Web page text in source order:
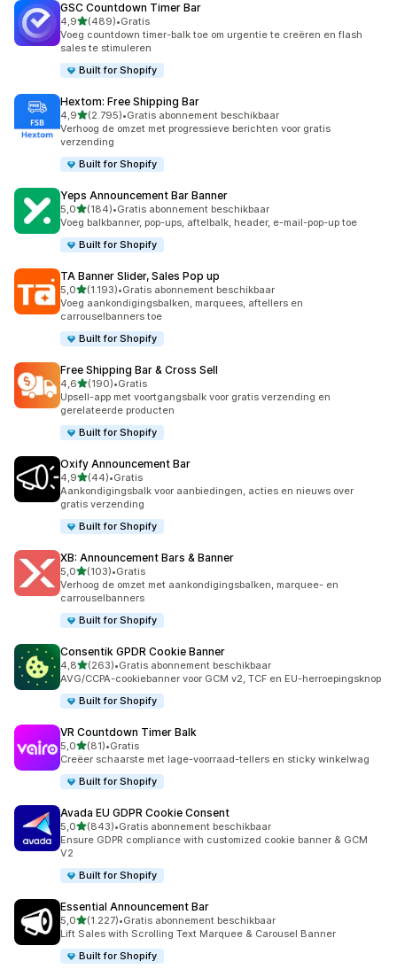
GSC Countdown Timer Bar
4,9van 5 sterren
(489)
489 recensies in totaal
•Gratis
Voeg countdown timer-balk toe om urgentie te creëren en flash
sales te stimuleren
Built for Shopify
Hextom: Free Shipping Bar
4,9van 5 sterren
(2.795)
2795 recensies in totaal
•Gratis abonnement beschikbaar
Verhoog de omzet met progressieve berichten voor gratis
verzending
Built for Shopify
Yeps Announcement Bar Banner
5,0van 5 sterren
(184)
184 recensies in totaal
•Gratis abonnement beschikbaar
Voeg balkbanner, pop-ups, aftelbalk, header, e-mail-pop-up toe
Built for Shopify
TA Banner Slider, Sales Pop up
5,0van 5 sterren
(1.193)
1193 recensies in totaal
•Gratis abonnement beschikbaar
Voeg aankondigingsbalken, marquees, aftellers en
carrouselbanners toe
Built for Shopify
Free Shipping Bar & Cross Sell
4,6van 5 sterren
(190)
190 recensies in totaal
•Gratis
Upsell-app met voortgangsbalk voor gratis verzending en
gerelateerde producten
Built for Shopify
Oxify Announcement Bar
4,9van 5 sterren
(44)
44 recensies in totaal
•Gratis
Aankondigingsbalk voor aanbiedingen, acties en nieuws over
gratis verzending
Built for Shopify
XB: Announcement Bars & Banner
5,0van 5 sterren
(103)
103 recensies in totaal
•Gratis
Verhoog de omzet met aankondigingsbalken, marquee- en
carrouselbanners
Built for Shopify
Consentik GPDR Cookie Banner
4,8van 5 sterren
(263)
263 recensies in totaal
•Gratis abonnement beschikbaar
AVG/CCPA-cookiebanner voor GCM v2, TCF en EU-herroepingsknop
Built for Shopify
VR Countdown Timer Balk
5,0van 5 sterren
(81)
81 recensies in totaal
•Gratis
Creëer schaarste met lage-voorraad-tellers en sticky winkelwag
Built for Shopify
Avada EU GDPR Cookie Consent
5,0van 5 sterren
(843)
843 recensies in totaal
•Gratis abonnement beschikbaar
Ensure GDPR compliance with customized cookie banner & GCM
V2
Built for Shopify
Essential Announcement Bar
5,0van 5 sterren
(1.227)
1227 recensies in totaal
•Gratis abonnement beschikbaar
Lift Sales with Scrolling Text Marquee & Carousel Banner
Built for Shopify